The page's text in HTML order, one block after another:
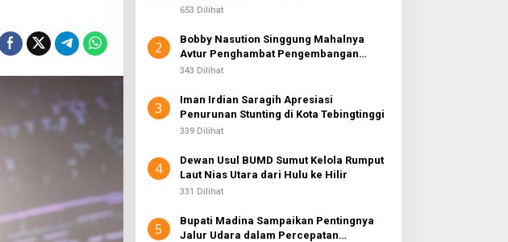
Komisi II Dipimpin Sufmi Dasco Ahmad
653 Dilihat
2
Bobby Nasution Singgung Mahalnya
Avtur Penghambat Pengembangan
Industri Penerbangan di Sumut
343 Dilihat
3
Iman Irdian Saragih Apresiasi
Penurunan Stunting di Kota Tebingtinggi
339 Dilihat
4
Dewan Usul BUMD Sumut Kelola Rumput
Laut Nias Utara dari Hulu ke Hilir
331 Dilihat
5
Bupati Madina Sampaikan Pentingnya
Jalur Udara dalam Percepatan